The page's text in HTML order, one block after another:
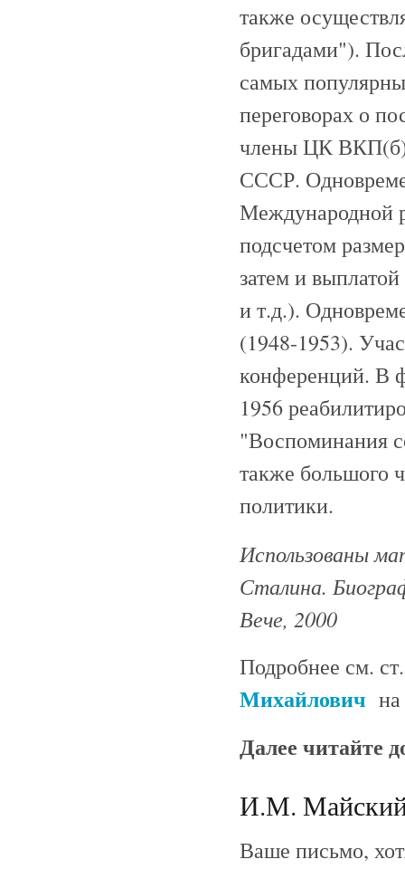
также
бригадами").
самых
переговорах о
члены ЦК
СССР.
Международной
подсчетом
затем и
и т.д.).
(1948-1953).
конференций. В
1956
"Воспоминания
также большого
политики.
Использованы
Сталина.
Вече, 2000
Подробнее см.
Михайлович
Далее читайте
И.М. Майский
Ваше письмо,